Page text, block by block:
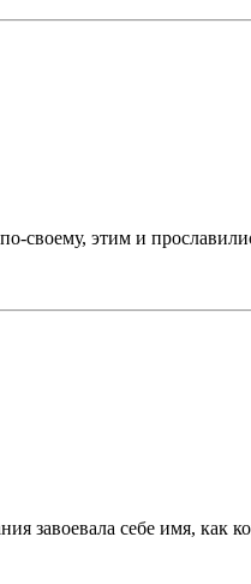
своему, этим и
завоевала себе имя, как